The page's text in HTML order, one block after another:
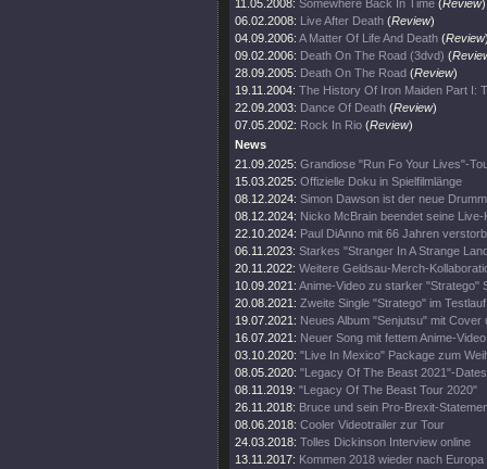
11.05.2008: Somewhere Back In Time (Review)
06.02.2008: Live After Death (Review)
04.09.2006: A Matter Of Life And Death (Review
09.02.2006: Death On The Road (3dvd) (
28.09.2005: Death On The Road (Review)
19.11.2004: The History Of Iron Maiden Part I:
22.09.2003: Dance Of Death (Review)
07.05.2002: Rock In Rio (Review)
News
21.09.2025: Grandiose "Run Fo Your Lives"-
15.03.2025: Offizielle Doku in Spielfilmlänge
08.12.2024: Simon Dawson ist der neue
08.12.2024: Nicko McBrain beendet seine Live-
22.10.2024: Paul DiAnno mit 66 Jahren
06.11.2023: Starkes "Stranger In A Strange
20.11.2022: Weitere Geldsau-Merch-
10.09.2021: Anime-Video zu starker "Stratego"
20.08.2021: Zweite Single "Stratego" im Testlauf
19.07.2021: Neues Album "Senjutsu" mit Cover
16.07.2021: Neuer Song mit fettem Anime-Video
03.10.2020: "Live In Mexico" Package zum
08.05.2020: "Legacy Of The Beast 2021"-Dates
08.11.2019: "Legacy Of The Beast Tour 2020"
26.11.2018: Bruce und sein Pro-Brexit-
08.06.2018: Cooler Videotrailer zur Tour
24.03.2018: Tolles Dickinson Interview online
13.11.2017: Kommen 2018 wieder nach Europa